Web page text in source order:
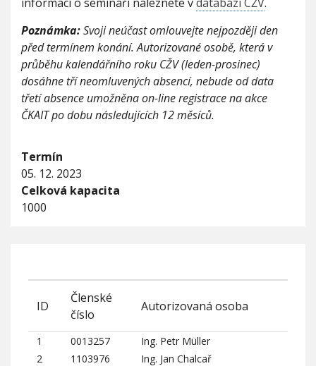
Poznámka:Svoji neúčast omlouvejte nejpozději den
před termínem konání. Autorizované osobě, která v
průběhu kalendářního roku CŽV (leden-prosinec)
dosáhne tří neomluvených absencí, nebude od data
třetí absence umožněna on-line registrace na akce
ČKAIT po dobu následujících 12 měsíců.
Termín
05. 12. 2023
Celková kapacita
1000
ID
Členské
číslo
Autorizovaná osoba
1 0013257
Ing. Petr Müller
2
1103976
Ing. Jan Chalcař